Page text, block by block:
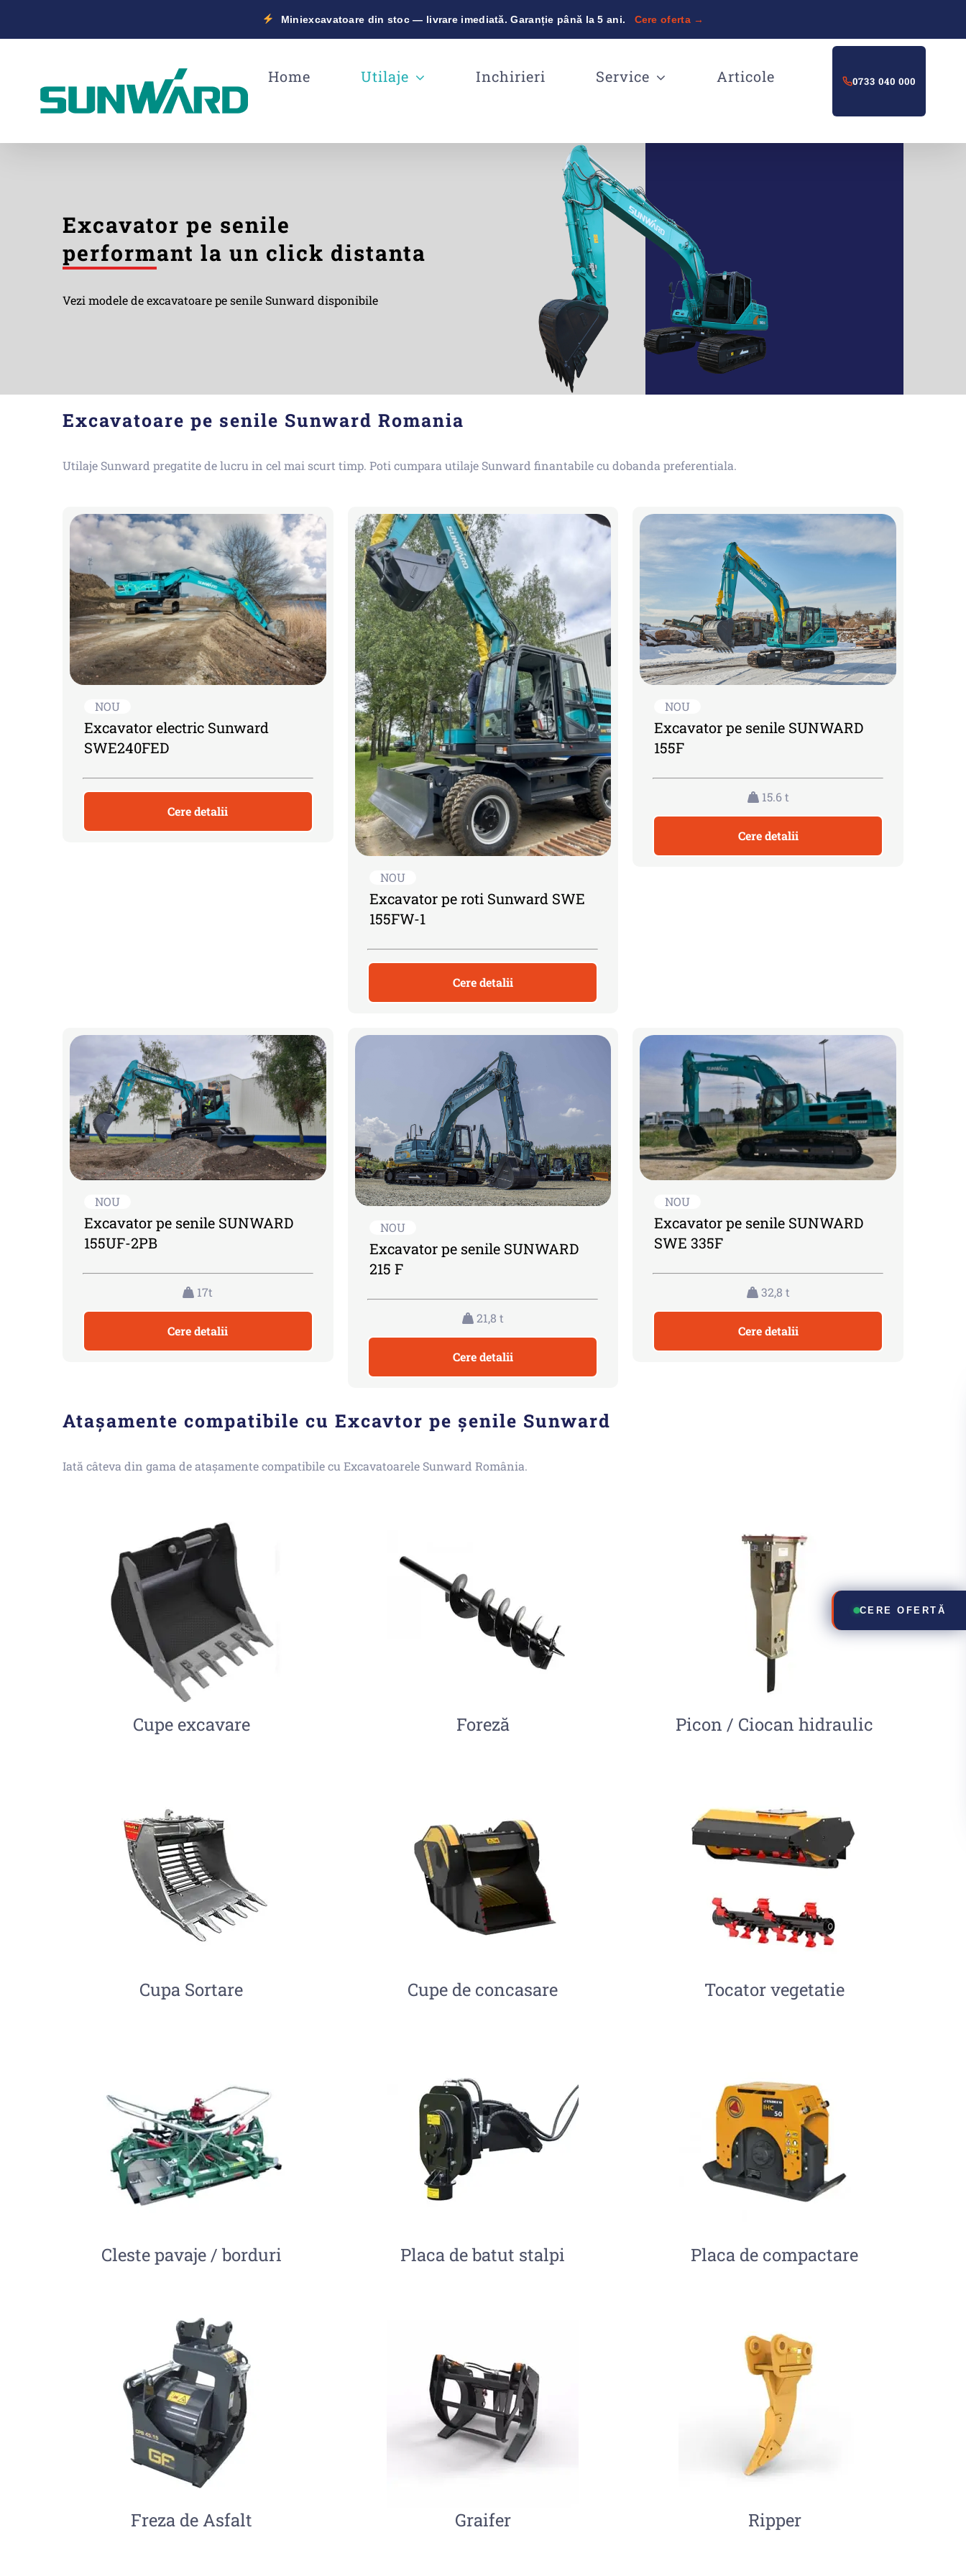
Miniexcavatoare din stoc — livrare imediată. Garanție până la 5 ani. Cere oferta →
content
Home Utilaje Inchirieri Service Articole 0733 040 000
Excavator pe senile
performant la un click distanta
Vezi modele de excavatoare pe senile Sunward disponibile
Excavatoare pe senile Sunward Romania
Utilaje Sunward pregatite de lucru in cel mai scurt timp. Poti cumpara utilaje Sunward finantabile cu dobanda preferentiala.
NOU
Excavator electric Sunward
SWE240FED
Cere detalii
NOU
Excavator pe roti Sunward SWE
155FW-1
Cere detalii
NOU
Excavator pe senile SUNWARD
155F
15.6 t
Cere detalii
NOU
Excavator pe senile SUNWARD
155UF-2PB
17t
Cere detalii
NOU
Excavator pe senile SUNWARD
215 F
21,8 t
Cere detalii
NOU
Excavator pe senile SUNWARD
SWE 335F
32,8 t
Cere detalii
Atașamente compatibile cu Excavtor pe șenile Sunward
Iată câteva din gama de atașamente compatibile cu Excavatoarele Sunward România.
Cupe excavare Foreză Picon / Ciocan hidraulic
Cupa Sortare Cupe de concasare Tocator vegetatie
Cleste pavaje / borduri Placa de batut stalpi Placa de compactare
Freza de Asfalt Graifer Ripper
CERE OFERTĂ